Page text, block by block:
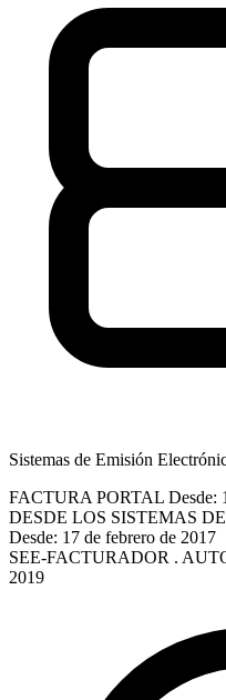
Sistemas de Emisión
FACTURA PORTAL Desde:
DESDE LOS SISTEMAS
Desde: 17 de febrero de 2017
SEE-FACTURADOR .
2019